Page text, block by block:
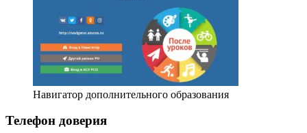
Навигатор дополнительного образования
Телефон доверия